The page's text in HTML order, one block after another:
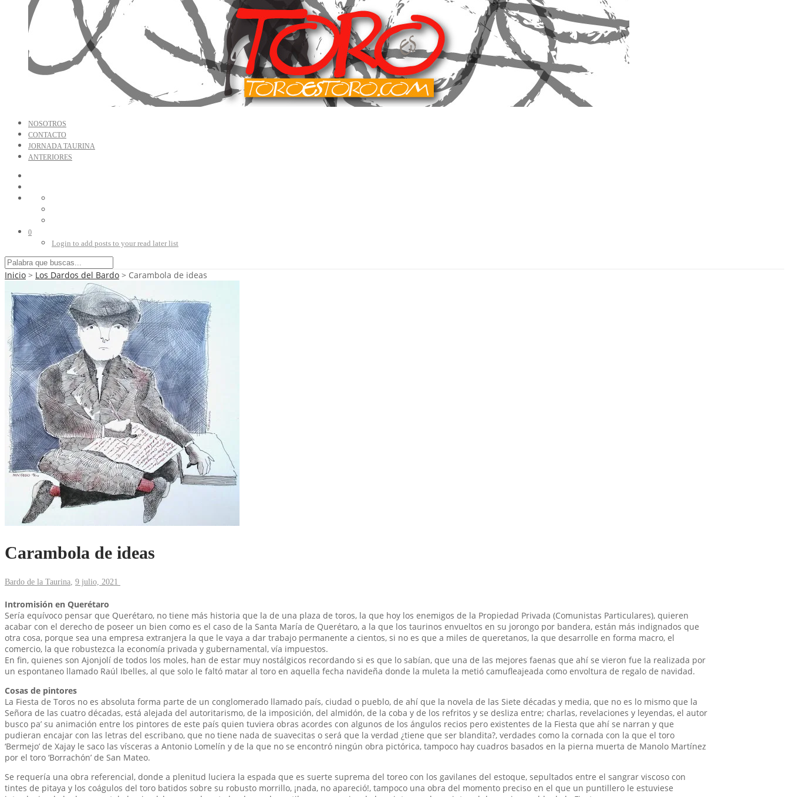
NOSOTROS
CONTACTO
JORNADA TAURINA
ANTERIORES
0
Login to add posts to your read later list
Inicio > Los Dardos del Bardo > Carambola de ideas
Carambola de ideas
Bardo de la Taurina, 9 julio, 2021
Intromisión en Querétaro
Sería equívoco pensar que Querétaro, no tiene más historia que la de una plaza de toros, la que hoy los enemigos de la Propiedad Privada (Comunistas Particulares), quieren
acabar con el derecho de poseer un bien como es el caso de la Santa María de Querétaro, a la que los taurinos envueltos en su jorongo por bandera, están más indignados que
otra cosa, porque sea una empresa extranjera la que le vaya a dar trabajo permanente a cientos, si no es que a miles de queretanos, la que desarrolle en forma macro, el
comercio, la que robustezca la economía privada y gubernamental, vía impuestos.
En fin, quienes son Ajonjolí de todos los moles, han de estar muy nostálgicos recordando si es que lo sabían, que una de las mejores faenas que ahí se vieron fue la realizada por
un espontaneo llamado Raúl Ibelles, al que solo le faltó matar al toro en aquella fecha navideña donde la muleta la metió camufleajeada como envoltura de regalo de navidad.
Cosas de pintores
La Fiesta de Toros no es absoluta forma parte de un conglomerado llamado país, ciudad o pueblo, de ahí que la novela de las Siete décadas y media, que no es lo mismo que la
Señora de las cuatro décadas, está alejada del autoritarismo, de la imposición, del almidón, de la coba y de los refritos y se desliza entre; charlas, revelaciones y leyendas, el autor
busco pa’ su animación entre los pintores de este país quien tuviera obras acordes con algunos de los ángulos recios pero existentes de la Fiesta que ahí se narran y que
pudieran encajar con las letras del escribano, que no tiene nada de suavecitas o será que la verdad ¿tiene que ser blandita?, verdades como la cornada con la que el toro
‘Bermejo’ de Xajay le saco las vísceras a Antonio Lomelín y de la que no se encontró ningún obra pictórica, tampoco hay cuadros basados en la pierna muerta de Manolo Martínez
por el toro ‘Borrachón’ de San Mateo.
Se requería una obra referencial, donde a plenitud luciera la espada que es suerte suprema del toreo con los gavilanes del estoque, sepultados entre el sangrar viscoso con
tintes de pitaya y los coágulos del toro batidos sobre su robusto morrillo, ¡nada, no apareció!, tampoco una obra del momento preciso en el que un puntillero le estuviese